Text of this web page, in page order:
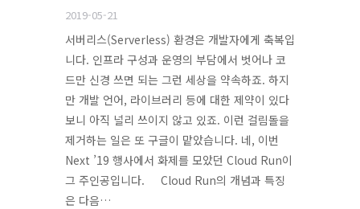
2019-05-21
서버리스(Serverless) 환경은 개발자에게 축복입
니다. 인프라 구성과 운영의 부담에서 벗어나 코
드만 신경 쓰면 되는 그런 세상을 약속하죠. 하지
만 개발 언어, 라이브러리 등에 대한 제약이 있다
보니 아직 널리 쓰이지 않고 있죠. 이런 걸림돌을
제거하는 일은 또 구글이 맡았습니다. 네, 이번
Next ’19 행사에서 화제를 모았던 Cloud Run이
그 주인공입니다. Cloud Run의 개념과 특징
은 다음…